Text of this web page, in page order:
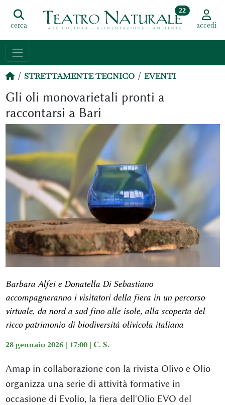
cerca
22
accedi
STRETTAMENTE TECNICO EVENTI
Gli oli monovarietali pronti a
raccontarsi a Bari
Barbara Alfei e Donatella Di Sebastiano
accompagneranno i visitatori della fiera in un percorso
virtuale, da nord a sud fino alle isole, alla scoperta del
ricco patrimonio di biodiversità olivicola italiana
28 gennaio 2026 | 17:00 | C. S.
Amap in collaborazione con la rivista Olivo e Olio
organizza una serie di attività formative in
occasione di Evolio, la fiera dell'Olio EVO del